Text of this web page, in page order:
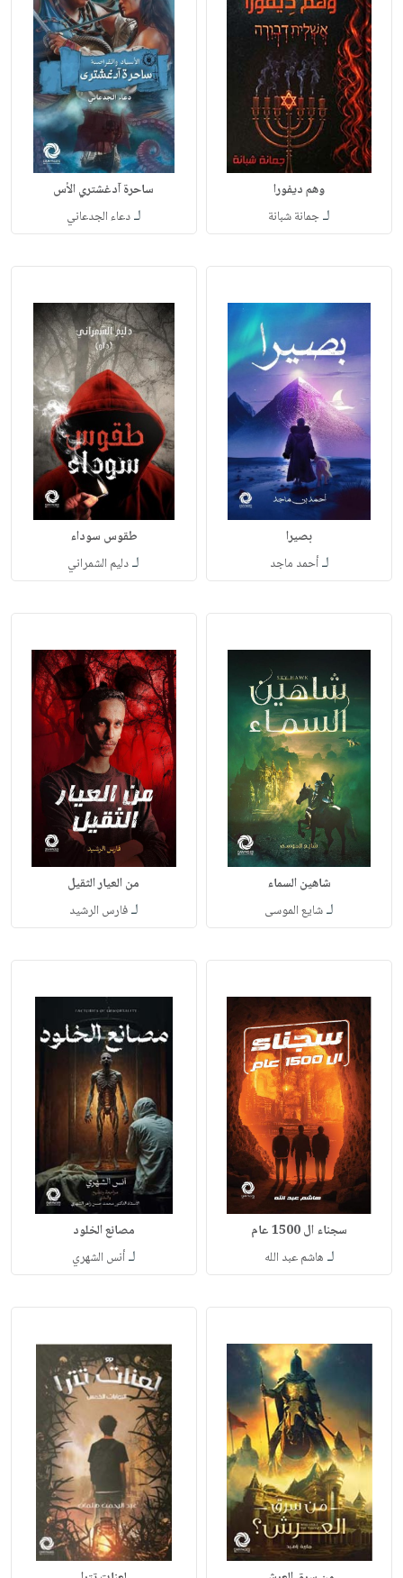
وهم ديفورا
لـجمانة شبانة
ساحرة آدغشتري الأس
لـدعاء الجدعاني‎
بصيرا‎
لـأحمد ماجد لـدليم الشمراني‎
شاهين السماء
لـشايع الموسى‎ لـفارس الرشيد‎
سجناء ال 1500 عام‎
لـ هاشم عبد الله‎
مصانع الخلود‎
لـأنس الشهري‎